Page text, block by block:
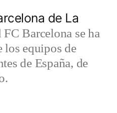
de La
FC Barcelona se ha
los equipos de
de España, de